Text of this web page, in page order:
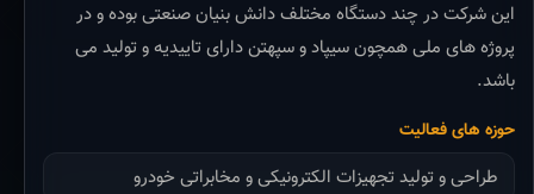
این شرکت در چند دستگاه مختلف دانش بنیان صنعتی بوده و در
پروژه های ملی همچون سیپاد و سپهتن دارای تاییدیه و تولید می
باشد.
حوزه های فعالیت
طراحی و تولید تجهیزات الکترونیکی و مخابراتی خودرو